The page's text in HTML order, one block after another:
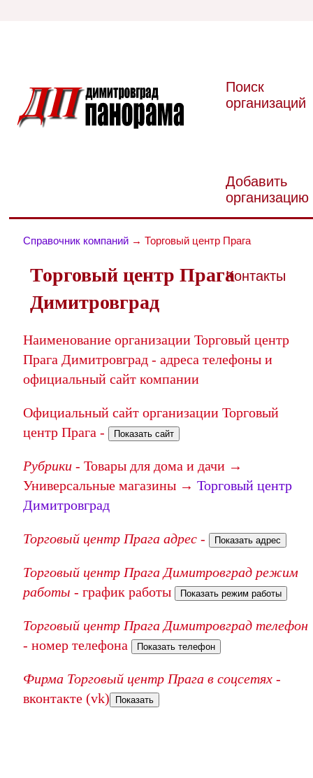
Поиск
организаций
Добавить
организацию
Контакты
Справочник компаний → Торговый центр Прага
Торговый центр Прага
Димитровград
Наименование организации Торговый центр
Прага Димитровград - адреса телефоны и
официальный сайт компании
Официальный сайт организации Торговый
центр Прага -
Показать сайт
Рубрики - Товары для дома и дачи →
Универсальные магазины →Торговый центр
Димитровград
Торговый центр Прага адрес - Показать адрес
Торговый центр Прага Димитровград режим
работы - график работы Показать режим работы
Торговый центр Прага Димитровград телефон
- номер телефона
Показать телефон
Фирма Торговый центр Прага в соцсетях -
вконтакте (vk)
Показать